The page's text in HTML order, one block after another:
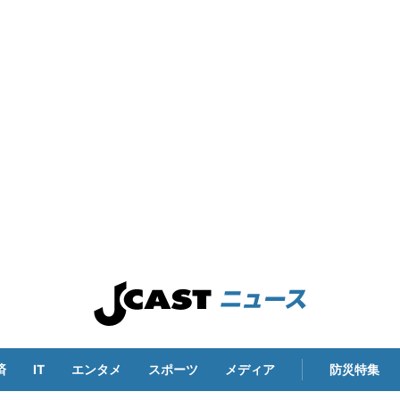
IT エンタメ スポーツ メディア 防災特集